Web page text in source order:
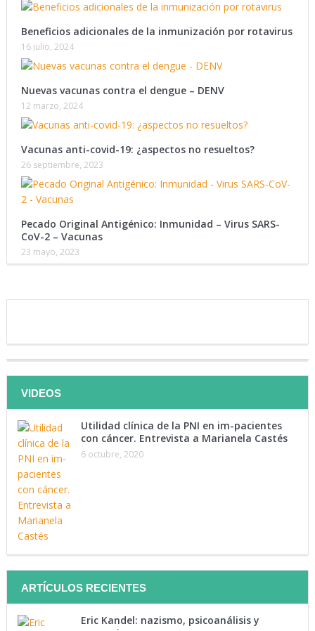
Beneficios adicionales de la inmunización por rotavirus
16 julio, 2024
Nuevas vacunas contra el dengue – DENV
12 marzo, 2024
Vacunas anti-covid-19: ¿aspectos no resueltos?
26 septiembre, 2023
Pecado Original Antigénico: Inmunidad – Virus SARS-
CoV-2 – Vacunas
23 mayo, 2023
Te invitamos a ser parte de
nuestra lista de contactos
Tenemos como objetivo mantenerte instruido. Suscríbete a
nuestra lista y recibe directamente en tu correo lo último en
materia de salud.
VIDEOS
Utilidad clínica de la PNI en im-pacientes
con cáncer. Entrevista a Marianela Castés
6 octubre, 2020
ARTÍCULOS RECIENTES
Eric Kandel: nazismo, psicoanálisis y